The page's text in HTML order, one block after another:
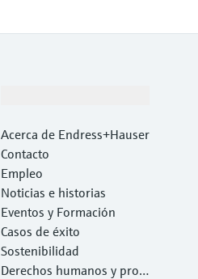
Acerca de Endress+Hauser
Contacto
Empleo
Noticias e historias
Eventos y Formación
Casos de éxito
Sostenibilidad
Derechos humanos y prote